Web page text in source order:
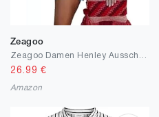
Zeagoo
26.99 €
Amazon